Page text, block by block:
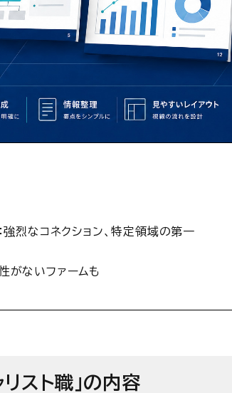
強烈なコネクション、特定領域の第一
がないファームも
スト職」の内容